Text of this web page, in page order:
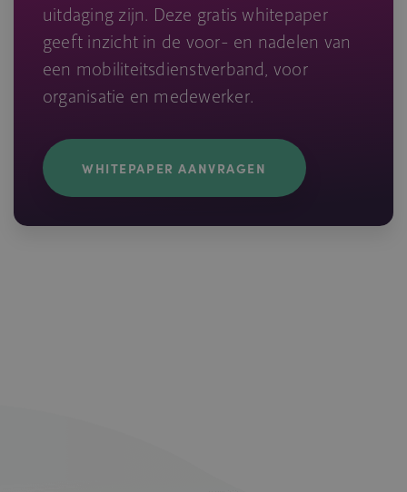
uitdaging zijn. Deze gratis whitepaper
geeft inzicht in de voor- en nadelen van
een mobiliteitsdienstverband, voor
organisatie en medewerker.
WHITEPAPER AANVRAGEN